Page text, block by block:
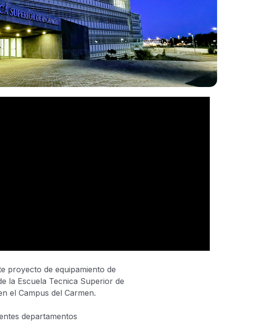
proyecto de equipamiento de
la Escuela Tecnica Superior de
el Campus del Carmen.
departamentos